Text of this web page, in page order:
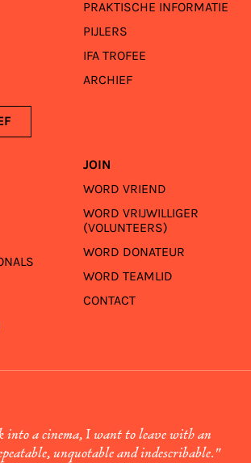
PRAKTISCHE INFORMATIE
PIJLERS
IFA TROFEE
ARCHIEF
JOIN
WORD VRIEND
WORD VRIJWILLIGER
(VOLUNTEERS)
WORD DONATEUR
WORD TEAMLID
CONTACT
into a cinema, I want to leave with an
unquotable and indescribable."